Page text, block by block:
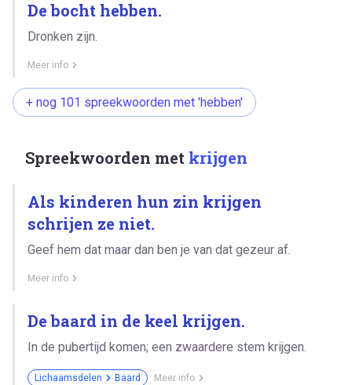
De bocht hebben.
Dronken zijn.
Meer info
+ nog 101 spreekwoorden met 'hebben'
Spreekwoorden met krijgen
Als kinderen hun zin krijgen
schrijen ze niet.
Geef hem dat maar dan ben je van dat gezeur af.
Meer info
De baard in de keel krijgen.
In de pubertijd komen; een zwaardere stem krijgen.
Lichaamsdelen Baard Meer info